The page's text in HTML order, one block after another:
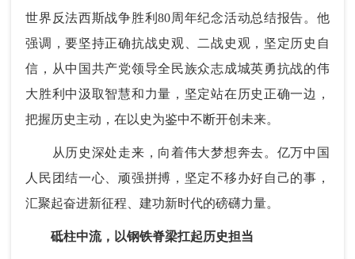
世界反法西斯战争胜利80周年纪念活动总结报告。他
强调，要坚持正确抗战史观、二战史观，坚定历史自
信，从中国共产党领导全民族众志成城英勇抗战的伟
大胜利中汲取智慧和力量，坚定站在历史正确一边，
把握历史主动，在以史为鉴中不断开创未来。
从历史深处走来，向着伟大梦想奔去。亿万中国
人民团结一心、顽强拼搏，坚定不移办好自己的事，
汇聚起奋进新征程、建功新时代的磅礴力量。
砥柱中流，以钢铁脊梁扛起历史担当